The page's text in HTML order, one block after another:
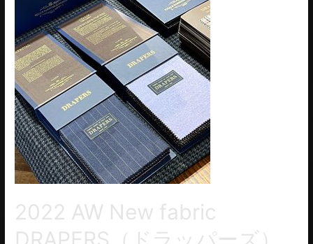
2022 AW New fabric
DRAPERS（ドラッパーズ）